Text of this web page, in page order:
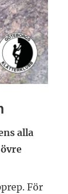
alla
För